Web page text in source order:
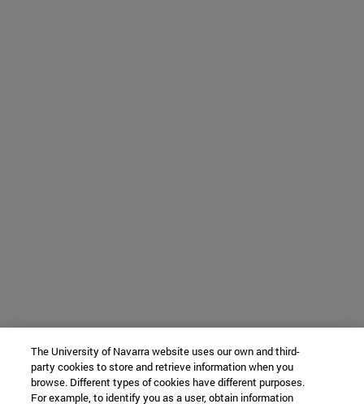
The University of Navarra website uses our own and third-
party cookies to store and retrieve information when you
browse. Different types of cookies have different purposes.
For example, to identify you as a user, obtain information